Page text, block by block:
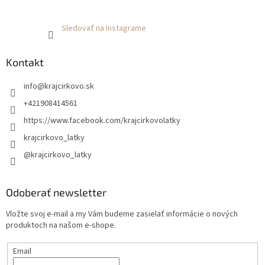
Sledovať na Instagrame
Kontakt
info@krajcirkovo.sk
+421908414561
https://www.facebook.com/krajcirkovolatky
krajcirkovo_latky
@krajcirkovo_latky
Odoberať newsletter
Vložte svoj e-mail a my Vám budeme zasielať informácie o nových
produktoch na našom e-shope.
Email